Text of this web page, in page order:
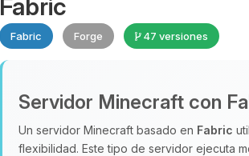
Fabric
Fabric Forge 47 versiones
Servidor Minecraft con
Un servidor Minecraft basado en Fabric
flexibilidad. Este tipo de servidor ejecuta